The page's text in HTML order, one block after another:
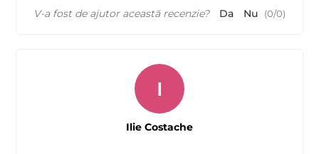
V-a fost de ajutor această recenzie? Da Nu (0/0)
I
Ilie Costache